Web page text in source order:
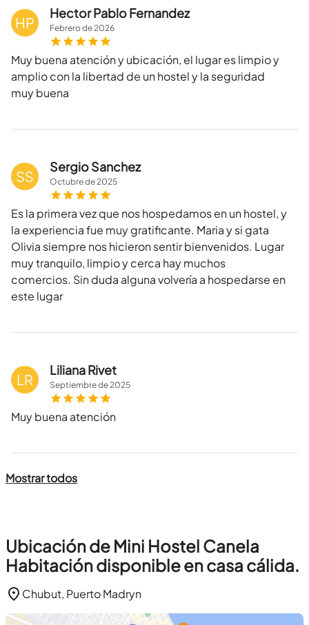
HP
Hector Pablo Fernandez
Febrerode2026
Muy buena atención y ubicación, el lugar es limpio y
amplio con la libertad de un hostel y la seguridad
muy buena
SS
Sergio Sanchez
Octubrede2025
Es la primera vez que nos hospedamos en un hostel, y
la experiencia fue muy gratificante. Maria y si gata
Olivia siempre nos hicieron sentir bienvenidos. Lugar
muy tranquilo, limpio y cerca hay muchos
comercios. Sin duda alguna volvería a hospedarse en
este lugar
LR
Liliana Rivet
Septiembrede2025
Muy buena atención
Mostrar todos
Ubicación de Mini Hostel Canela
Habitación disponible en casa cálida.
Chubut, Puerto Madryn